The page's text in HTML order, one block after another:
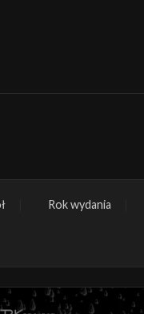
Rok wydania